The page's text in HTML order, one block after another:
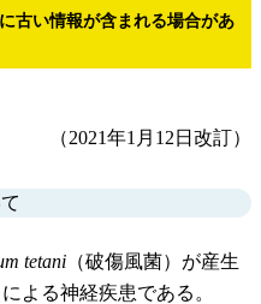
古い情報が含まれる場合があ
（2021年1月12日改訂）
tetani （破傷風菌）が産生
よる神経疾患である。